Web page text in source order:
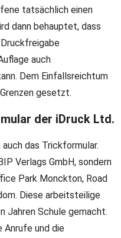
tatsächlich einen
dann behauptet, dass
auch
Dem Einfallsreichtum
gesetzt.
der iDruck Ltd.
das Trickformular.
Verlags GmbH, sondern
Park Monckton, Road
Diese arbeitsteilige
Jahren Schule gemacht.
Anrufe und die